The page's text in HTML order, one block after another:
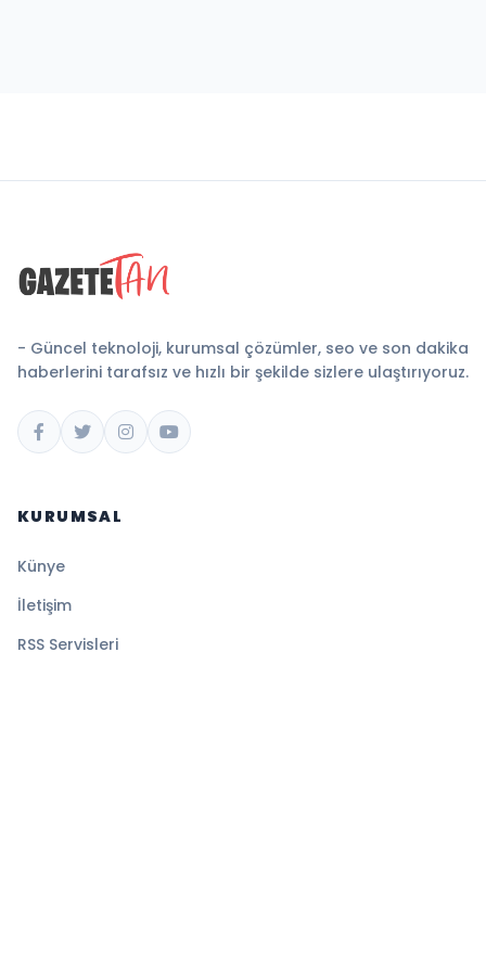
- Güncel teknoloji, kurumsal çözümler, seo ve son dakika
haberlerini tarafsız ve hızlı bir şekilde sizlere ulaştırıyoruz.
KURUMSAL
Künye
İletişim
RSS Servisleri